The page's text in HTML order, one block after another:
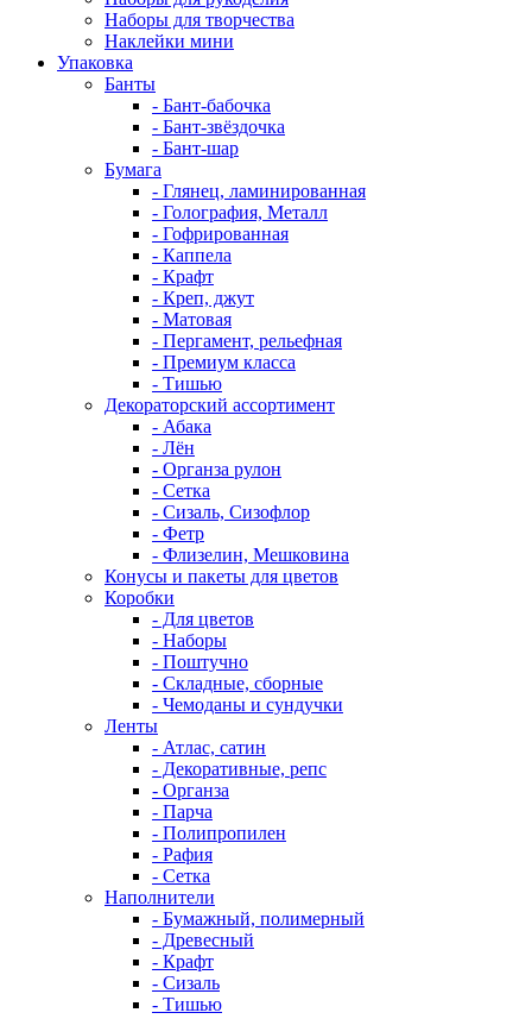
Наборы для творчества
Наклейки мини
Упаковка
Банты
- Бант-бабочка
- Бант-звёздочка
- Бант-шар
Бумага
- Глянец, ламинированная
- Голография, Металл
- Гофрированная
- Каппела
- Крафт
- Креп, джут
- Матовая
- Пергамент, рельефная
- Премиум класса
- Тишью
Декораторский ассортимент
- Абака
- Лён
- Органза рулон
- Сетка
- Сизаль, Сизофлор
- Фетр
- Флизелин, Мешковина
Конусы и пакеты для цветов
Коробки
- Для цветов
- Наборы
- Поштучно
- Складные, сборные
- Чемоданы и сундучки
Ленты
- Атлас, сатин
- Декоративные, репс
- Органза
- Парча
- Полипропилен
- Рафия
- Сетка
Наполнители
- Бумажный, полимерный
- Древесный
- Крафт
- Сизаль
- Тишью